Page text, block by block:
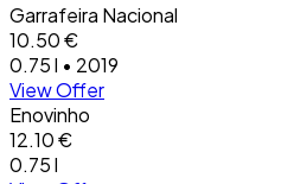
Garrafeira Nacional
10.50 €
0.75 l • 2019
View Offer
Enovinho
12.10 €
0.75 l